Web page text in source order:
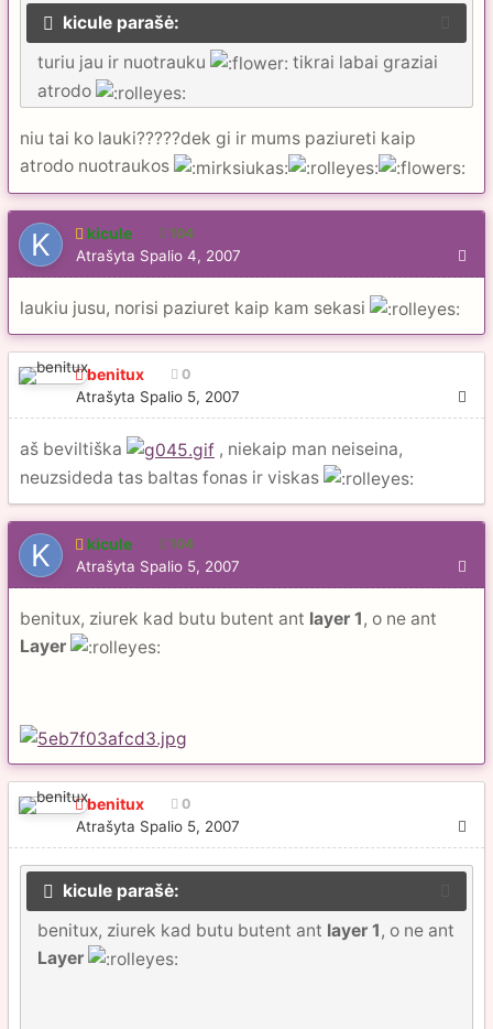
kicule parašė:
turiu jau ir nuotrauku
tikrai labai graziai
atrodo
niu tai ko lauki?????dek gi ir mums paziureti kaip
atrodo nuotraukos
kicule 104
Atrašyta Spalio 4, 2007
laukiu jusu, norisi paziuret kaip kam sekasi
benitux 0
Atrašyta Spalio 5, 2007
aš beviltiška
, niekaip man neiseina,
neuzsideda tas baltas fonas ir viskas
kicule 104
Atrašyta Spalio 5, 2007
benitux, ziurek kad butu butent ant layer 1, o ne ant
Layer
benitux 0
Atrašyta Spalio 5, 2007
kicule parašė:
benitux, ziurek kad butu butent ant layer 1, o ne ant
Layer